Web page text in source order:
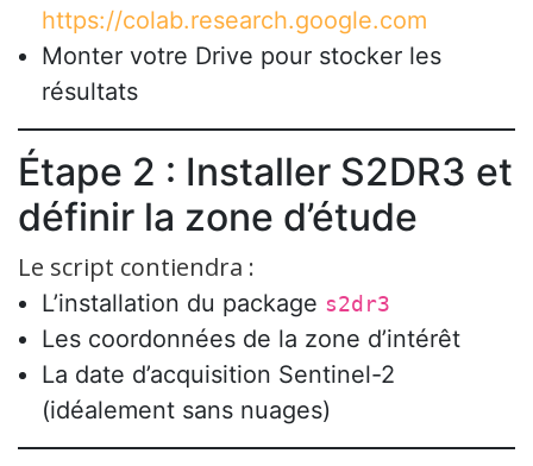
https://colab.research.google.com
Monter votre Drive pour stocker les
résultats
Étape 2 : Installer S2DR3 et
définir la zone d’étude
Le script contiendra :
L’installation du package s2dr3
Les coordonnées de la zone d’intérêt
La date d’acquisition Sentinel-2
(idéalement sans nuages)